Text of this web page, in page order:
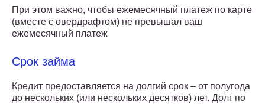
При этом важно, чтобы ежемесячный платеж по карте
(вместе с овердрафтом) не превышал ваш
ежемесячный платеж
Срок займа
Кредит предоставляется на долгий срок – от полугода
до нескольких (или нескольких десятков) лет. Долг по